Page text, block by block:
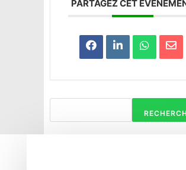
Le Heaulme
Le Perchay
Marines
PARTAGEZ CET